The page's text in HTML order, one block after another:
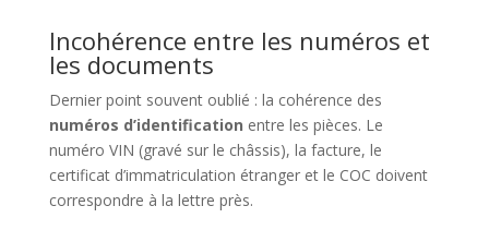
Incohérence entre les numéros et
les documents
Dernier point souvent oublié : la cohérence des
numéros d’identification entre les pièces. Le
numéro VIN (gravé sur le châssis), la facture, le
certificat d’immatriculation étranger et le COC doivent
correspondre à la lettre près.